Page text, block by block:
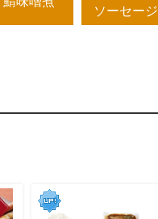
ソーセージ